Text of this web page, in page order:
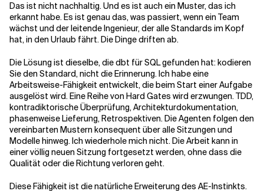
Das ist nicht nachhaltig. Und es ist auch ein Muster, das ich
erkannt habe. Es ist genau das, was passiert, wenn ein Team
wächst und der leitende Ingenieur, der alle Standards im Kopf
hat, in den Urlaub fährt. Die Dinge driften ab.
Die Lösung ist dieselbe, die dbt für SQL gefunden hat: kodieren
Sie den Standard, nicht die Erinnerung. Ich habe eine
Arbeitsweise-Fähigkeit entwickelt, die beim Start einer Aufgabe
ausgelöst wird. Eine Reihe von Hard Gates wird erzwungen. TDD,
kontradiktorische Überprüfung, Architekturdokumentation,
phasenweise Lieferung, Retrospektiven. Die Agenten folgen den
vereinbarten Mustern konsequent über alle Sitzungen und
Modelle hinweg. Ich wiederhole mich nicht. Die Arbeit kann in
einer völlig neuen Sitzung fortgesetzt werden, ohne dass die
Qualität oder die Richtung verloren geht.
Diese Fähigkeit ist die natürliche Erweiterung des AE-Instinkts.